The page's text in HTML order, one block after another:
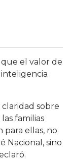
el valor de
sobre
familias
para ellas, no
Nacional, sino